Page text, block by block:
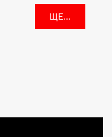
ЩЕ...